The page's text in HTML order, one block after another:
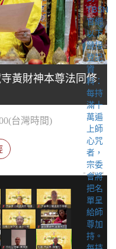
黃財神本尊法同修
台灣時間)